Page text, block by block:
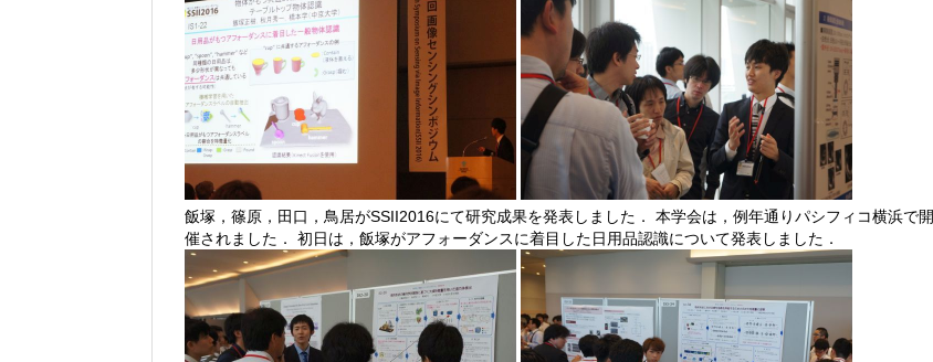
飯塚，篠原，田口，鳥居がSSII2016にて研究成果を発表しました． 本学会は，例年通りパシフィコ横浜で開
催されました． 初日は，飯塚がアフォーダンスに着目した日用品認識について発表しました．